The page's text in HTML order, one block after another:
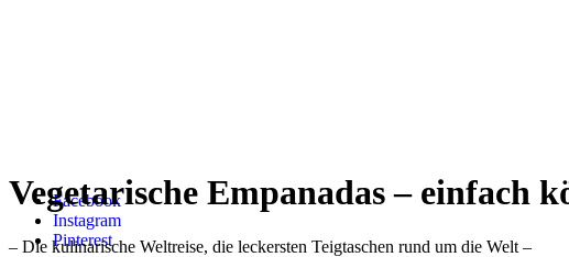
Facebook
Instagram
Pinterest
Vegetarische Empanadas – einfach
– Die kulinarische Weltreise, die leckersten Teigtaschen rund um die Welt –